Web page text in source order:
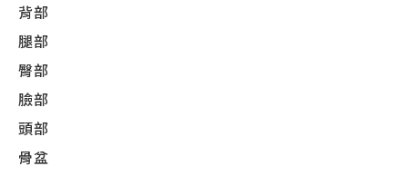
背部
腿部
臀部
臉部
頭部
骨盆